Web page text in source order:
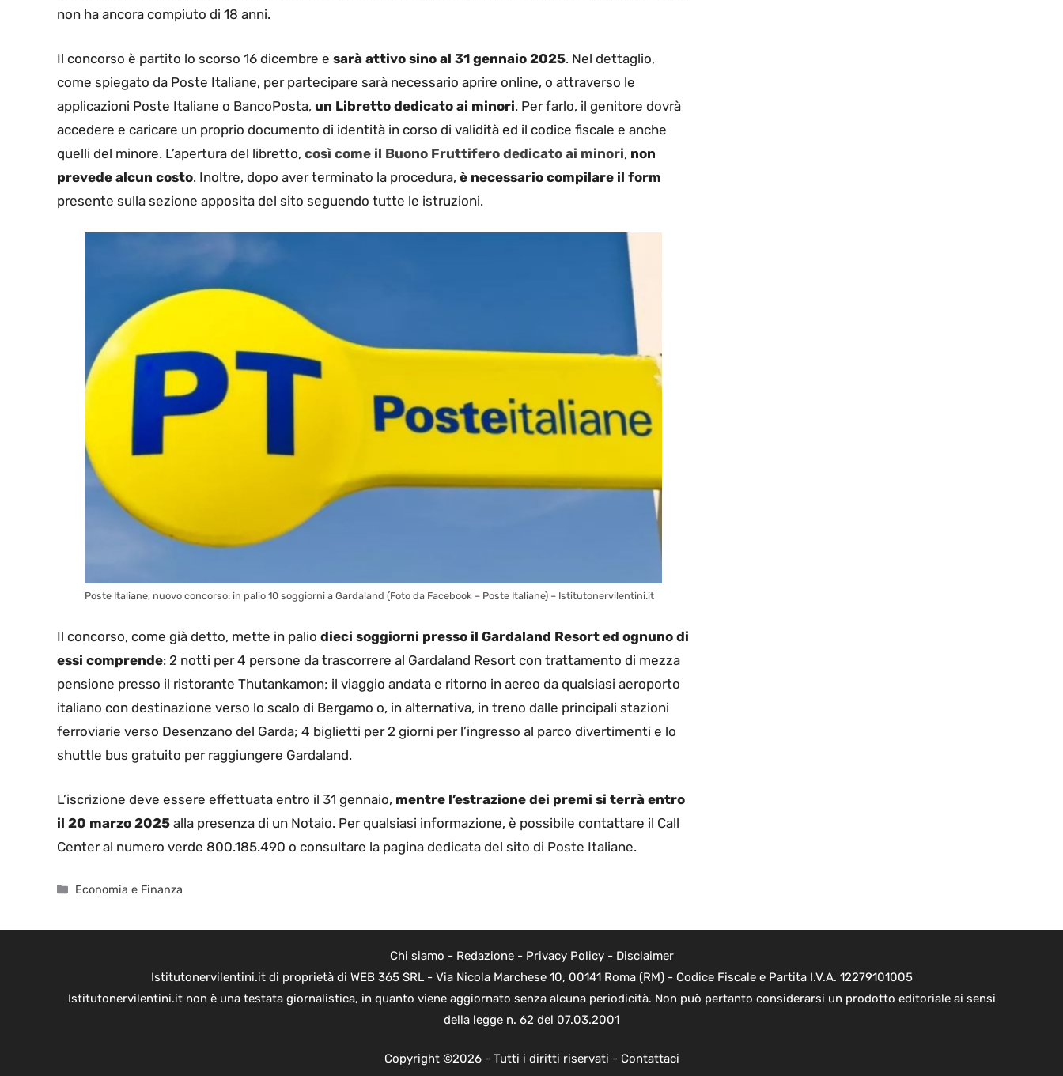
non ha ancora compiuto di 18 anni.
Il concorso è partito lo scorso 16 dicembre e sarà attivo sino al 31 gennaio 2025. Nel dettaglio,
come spiegato da Poste Italiane, per partecipare sarà necessario aprire online, o attraverso le
applicazioni Poste Italiane o BancoPosta, un Libretto dedicato ai minori. Per farlo, il genitore dovrà
accedere e caricare un proprio documento di identità in corso di validità ed il codice fiscale e anche
quelli del minore. L’apertura del libretto, così come il Buono Fruttifero dedicato ai minori, non
prevede alcun costo. Inoltre, dopo aver terminato la procedura, è necessario compilare il form
presente sulla sezione apposita del sito seguendo tutte le istruzioni.
Poste Italiane, nuovo concorso: in palio 10 soggiorni a Gardaland (Foto da Facebook – Poste Italiane) – Istitutonervilentini.it
Il concorso, come già detto, mette in palio dieci soggiorni presso il Gardaland Resort ed ognuno di
essi comprende: 2 notti per 4 persone da trascorrere al Gardaland Resort con trattamento di mezza
pensione presso il ristorante Thutankamon; il viaggio andata e ritorno in aereo da qualsiasi aeroporto
italiano con destinazione verso lo scalo di Bergamo o, in alternativa, in treno dalle principali stazioni
ferroviarie verso Desenzano del Garda; 4 biglietti per 2 giorni per l’ingresso al parco divertimenti e lo
shuttle bus gratuito per raggiungere Gardaland.
L’iscrizione deve essere effettuata entro il 31 gennaio, mentre l’estrazione dei premi si terrà entro
il 20 marzo 2025 alla presenza di un Notaio. Per qualsiasi informazione, è possibile contattare il Call
Center al numero verde 800.185.490 o consultare la pagina dedicata del sito di Poste Italiane.
Categorie
Economia e Finanza
Chi siamo - Redazione- Privacy Policy- Disclaimer
Istitutonervilentini.it di proprietà di WEB 365 SRL - Via Nicola Marchese 10, 00141 Roma (RM) - Codice Fiscale e Partita I.V.A. 12279101005
Istitutonervilentini.it non è una testata giornalistica, in quanto viene aggiornato senza alcuna periodicità. Non può pertanto considerarsi un prodotto editoriale ai sensi
della legge n. 62 del 07.03.2001
Copyright ©2026 - Tutti i diritti riservati - Contattaci